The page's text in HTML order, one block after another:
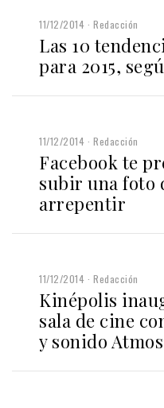
11/12/2014 Redacción
Las 10
para 2015,
11/12/2014 Redacción
Facebook te
subir una foto
arrepentir
11/12/2014 Redacción
Kinépolis
sala de cine
y sonido Atmos